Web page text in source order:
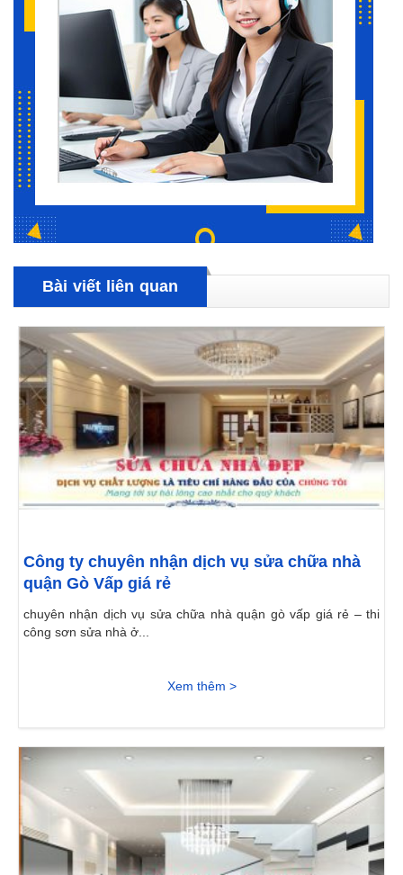
Bài viết liên quan
Công ty chuyên nhận dịch vụ sửa chữa nhà
quận Gò Vấp giá rẻ
chuyên nhận dịch vụ sửa chữa nhà quận gò vấp giá rẻ – thi
công sơn sửa nhà ở...
Xem thêm >